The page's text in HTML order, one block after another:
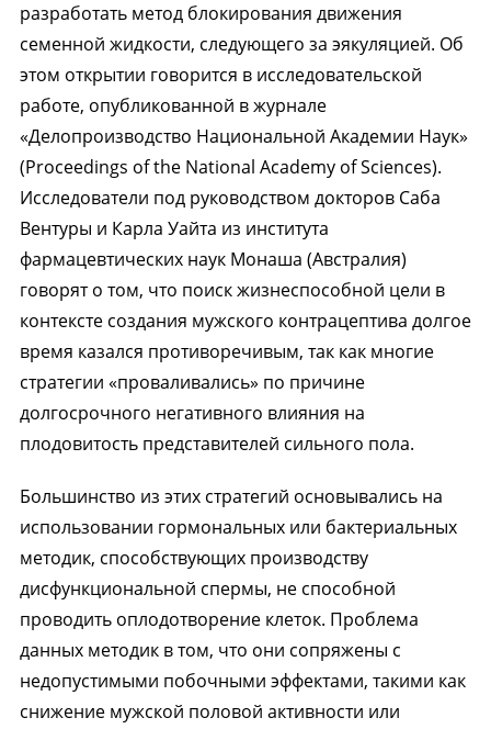
разработать метод блокирования движения
семенной жидкости, следующего за эякуляцией. Об
этом открытии говорится в исследовательской
работе, опубликованной в журнале
«Делопроизводство Национальной Академии Наук»
(Proceedings of the National Academy of Sciences).
Исследователи под руководством докторов Саба
Вентуры и Карла Уайта из института
фармацевтических наук Монаша (Австралия)
говорят о том, что поиск жизнеспособной цели в
контексте создания мужского контрацептива долгое
время казался противоречивым, так как многие
стратегии «проваливались» по причине
долгосрочного негативного влияния на
плодовитость представителей сильного пола.
Большинство из этих стратегий основывались на
использовании гормональных или бактериальных
методик, способствующих производству
дисфункциональной спермы, не способной
проводить оплодотворение клеток. Проблема
данных методик в том, что они сопряжены с
недопустимыми побочными эффектами, такими как
снижение мужской половой активности или